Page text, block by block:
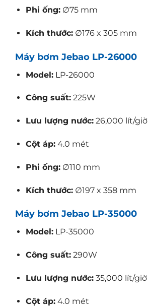
Phi ống:∅75 mm
Kích thước:∅176 x 305 mm
Máy bơm Jebao LP-26000
Model:LP-26000
Công suất:225W
Lưu lượng nước:26,000 lít/giờ
Cột áp:4.0 mét
Phi ống:∅110 mm
Kích thước:∅197 x 358 mm
Máy bơm Jebao LP-35000
Model:LP-35000
Công suất:290W
Lưu lượng nước:35,000 lít/giờ
Cột áp:4.0 mét